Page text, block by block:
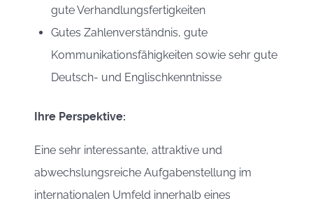
gute Verhandlungsfertigkeiten
Gutes Zahlenverständnis, gute
Kommunikationsfähigkeiten sowie sehr gute
Deutsch- und Englischkenntnisse
Ihre Perspektive:
Eine sehr interessante, attraktive und
abwechslungsreiche Aufgabenstellung im
internationalen Umfeld innerhalb eines